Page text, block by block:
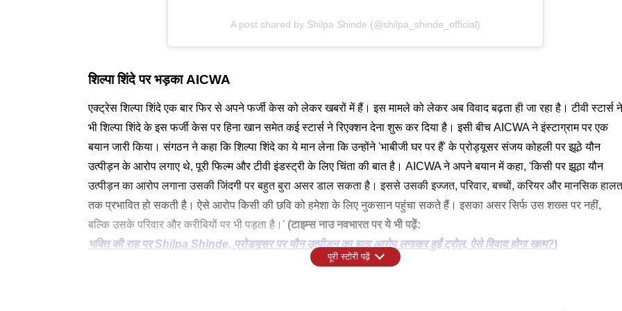
A post shared by Shilpa Shinde (@shilpa_shinde_official)
शिल्पा शिंदे पर भड़का AICWA
एक्ट्रेस शिल्पा शिंदे एक बार फिर से अपने फर्जी केस को लेकर खबरों में हैं। इस मामले को लेकर अब विवाद बढ़ता ही जा रहा है। टीवी स्टार्स ने
भी शिल्पा शिंदे के इस फर्जी केस पर हिना खान समेत कई स्टार्स ने रिएक्शन देना शुरू कर दिया है। इसी बीच AICWA ने इंस्टाग्राम पर एक
बयान जारी किया। संगठन ने कहा कि शिल्पा शिंदे का ये मान लेना कि उन्होंने 'भाबीजी घर पर हैं' के प्रोड्यूसर संजय कोहली पर झूठे यौन
उत्पीड़न के आरोप लगाए थे, पूरी फिल्म और टीवी इंडस्ट्री के लिए चिंता की बात है। AICWA ने अपने बयान में कहा, 'किसी पर झूठा यौन
उत्पीड़न का आरोप लगाना उसकी जिंदगी पर बहुत बुरा असर डाल सकता है। इससे उसकी इज्जत, परिवार, बच्चों, करियर और मानसिक हालत
तक प्रभावित हो सकती है। ऐसे आरोप किसी की छवि को हमेशा के लिए नुकसान पहुंचा सकते हैं। इसका असर सिर्फ उस शख्स पर नहीं,
बल्कि उसके परिवार और करीबियों पर भी पड़ता है।' (टाइम्स नाउ नवभारत पर ये भी पढ़ें:
भक्ति की राह पर Shilpa Shinde, प्रोड्यूसर पर यौन उत्पीड़न का झूठा आरोप लगाकर हुईं ट्रोल, ऐसे विवाद होगा खत्म?)
पूरी स्टोरी पढ़ें